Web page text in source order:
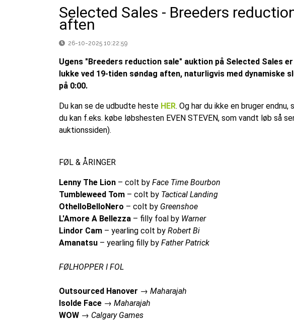
Selected Sales - Breeders
aften
26-10-2025 10:22:59
Ugens "Breeders reduction sale" auktion på Selected Sales
lukke ved 19-tiden søndag aften, naturligvis med
på 0:00.
Du kan se de udbudte heste HER. Og har du ikke en bruger
du kan f.eks. købe løbshesten EVEN STEVEN, som vandt løb så
auktionssiden).
FØL & ÅRINGER
Lenny The Lion – colt by Face Time Bourbon
Tumbleweed Tom – colt by Tactical Landing
OthelloBelloNero – colt by Greenshoe
L'Amore A Bellezza – filly foal by Warner
Lindor Cam – yearling colt by Robert Bi
Amanatsu – yearling filly by Father Patrick
FØLHOPPER I FOL
Outsourced Hanover → Maharajah
Isolde Face → Maharajah
WOW → Calgary Games